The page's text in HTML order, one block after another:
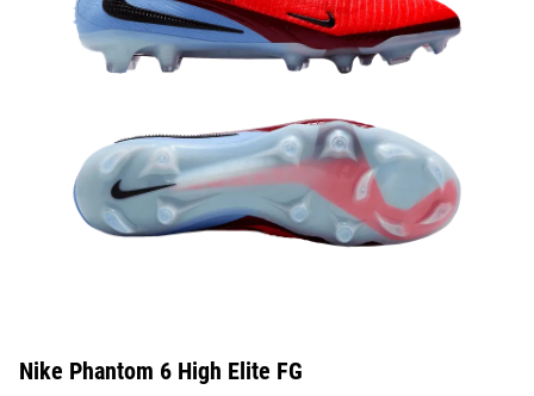
Nike Phantom 6 High Elite FG